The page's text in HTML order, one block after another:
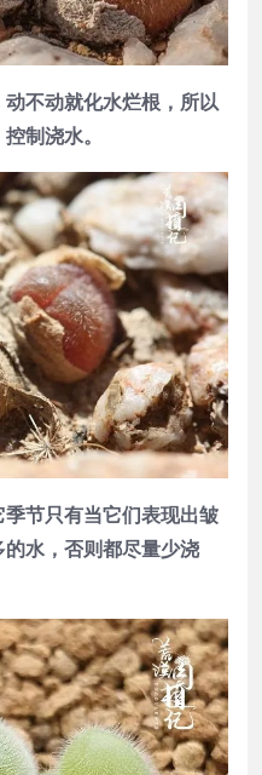
不动就化水烂根，所以
制浇水。
节只有当它们表现出皱
水，否则都尽量少浇